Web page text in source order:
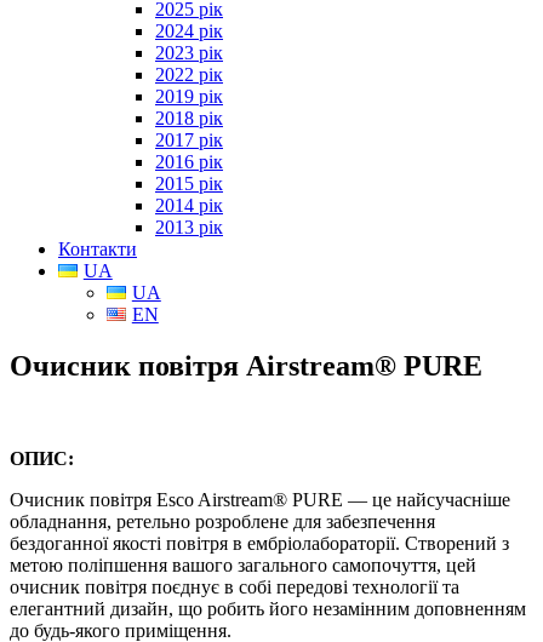
2025 рік
2024 рік
2023 рік
2022 рік
2019 рік
2018 рік
2017 рік
2016 рік
2015 рік
2014 рік
2013 рік
Контакти
UA
UA
EN
Очисник повітря Airstream® PURE
ОПИС:
Очисник повітря Esco Airstream® PURE — це найсучасніше
обладнання, ретельно розроблене для забезпечення
бездоганної якості повітря в ембріолабораторії. Створений з
метою поліпшення вашого загального самопочуття, цей
очисник повітря поєднує в собі передові технології та
елегантний дизайн, що робить його незамінним доповненням
до будь-якого приміщення.